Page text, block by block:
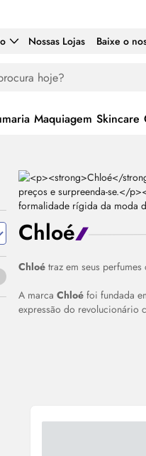
Nossas Lojas Baixe o
Maquiagem Skincare
Chloé
Chloé traz em seus
A marcaChloé foi fundada
expressão do revolucionário
ou Enter para alternar